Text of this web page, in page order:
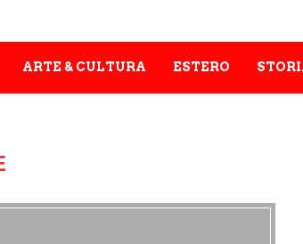
ARTE & CULTURA ESTERO